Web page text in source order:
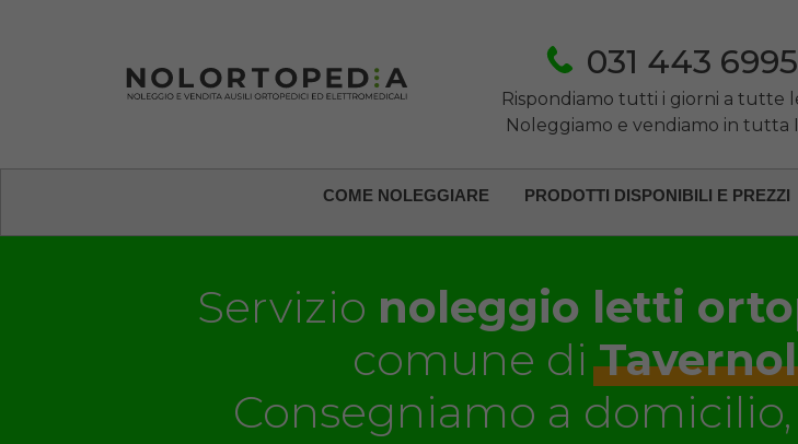
031 443 6995
Rispondiamo tutti i giorni a tutte
Noleggiamo e vendiamo in tutta
COME NOLEGGIARE PRODOTTI DISPONIBILI E PREZZI
Servizio noleggio letti
comune di
Consegniamo a domicilio,